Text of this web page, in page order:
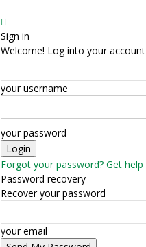
Sign in
Welcome! Log into your account
your username
your password
Forgot your password? Get help
Password recovery
Recover your password
your email